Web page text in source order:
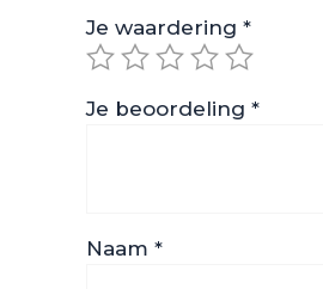
Je waardering *
Je beoordeling *
Naam *